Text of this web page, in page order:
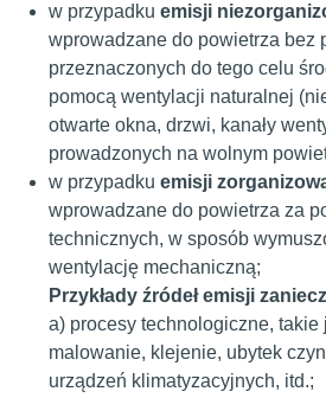
w przypadku emisji
wprowadzane do powietrza bez
przeznaczonych do tego celu
pomocą wentylacji naturalnej
otwarte okna, drzwi, kanały
prowadzonych na wolnym
w przypadku emisji
wprowadzane do powietrza za
technicznych, w sposób
wentylację mechaniczną;
Przykłady źródeł emisji
a) procesy technologiczne,
malowanie, klejenie, ubytek
urządzeń klimatyzacyjnych, itd.;